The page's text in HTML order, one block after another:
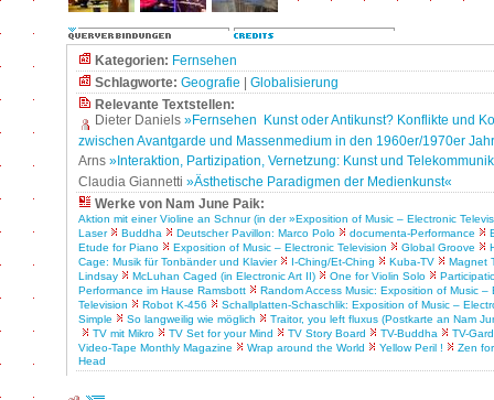
Kategorien: Fernsehen
Schlagworte: Geografie
Globalisierung
Relevante Textstellen:
Dieter Daniels »Fernsehen ­ Kunst oder Antikunst? Konflikte und
zwischen Avantgarde und Massenmedium in den 1960er/1970er
Arns »Interaktion, Partizipation, Vernetzung: Kunst und
Claudia Giannetti »Ästhetische Paradigmen der Medienkunst«
Werke von Nam June Paik:
Aktion mit einer Violine an Schnur (in der »Exposition of Music – Electronic
Laser
Buddha Deutscher Pavillon: Marco Polo documenta-Performance
Etude for Piano
Exposition of Music – Electronic Television Global Groove
Cage: Musik für Tonbänder und Klavier
I-Ching/Et-Ching Kuba-TV
Magnet
Lindsay
McLuhan Caged (in Electronic Art II) One for Violin Solo
Performance im Hause Ramsbott
Random Access Music: Exposition of Music –
Television
Robot K-456
Schallplatten-Schaschlik: Exposition of Music –
Simple
So langweilig wie möglich
Traitor, you left fluxus (Postkarte an Nam
TV mit Mikro
TV Set for your Mind TV Story Board TV-Buddha
TV-
Video-Tape Monthly Magazine
Wrap around the World Yellow Peril !
Zen
Head